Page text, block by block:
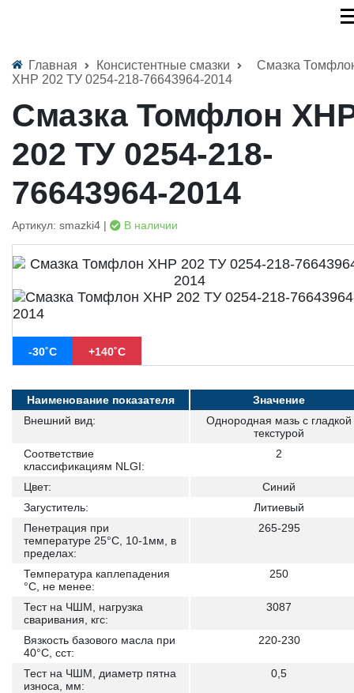
Главная Консистентные смазки
Смазка
XHP 202 ТУ 0254-218-76643964-2014
Смазка Томфлон
202 ТУ 0254-218-
76643964-2014
Артикул: smazki4 | В наличии
-30˚С +140˚С
Наименование показателя
Значение
Внешний вид:
Однородная мазь с гладкой
текстурой
Соответствие
классификациям NLGI:
2
Цвет:
Синий
Загуститель:
Литиевый
Пенетрация при
температуре 25°С, 10-1мм, в
пределах:
265-295
Температура каплепадения
°С, не менее:
250
Тест на ЧШМ, нагрузка
сваривания, кгс:
3087
Вязкость базового масла при
40°C, сст:
220-230
Тест на ЧШМ, диаметр пятна
износа, мм:
0,5